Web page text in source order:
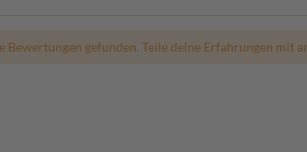
Bewertungen gefunden. Teile deine Erfahrungen mit